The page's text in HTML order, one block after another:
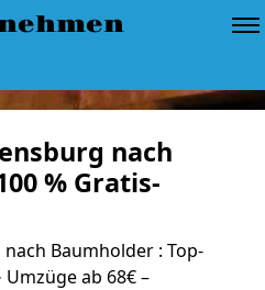
nach
% Gratis-
Baumholder : Top-
ab 68€ –